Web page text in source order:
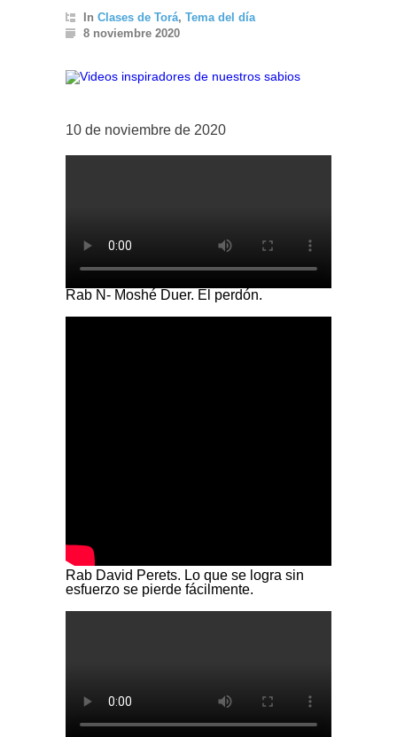
In Clases de Torá, Tema del día
8 noviembre 2020
10 de noviembre de 2020
Rab N- Moshé Duer. El perdón.
Rab David Perets. Lo que se logra sin
esfuerzo se pierde fácilmente.